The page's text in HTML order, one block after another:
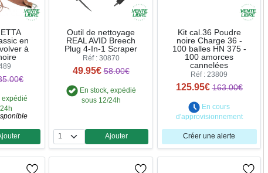
en
à
expédié
Outil de nettoyage
REAL AVID Breech
Plug 4-In-1 Scraper
Réf : 30870
49.95€ 58.00€
En stock, expédié
sous 12/24h
Quantité
Ajouter
Kit cal.36 Poudre
noire Charge 36 -
100 balles HN 375 -
100 amorces
cannelées
Réf : 23809
125.95€ 163.00€
En cours
d'approvisionnement
Créer une alerte